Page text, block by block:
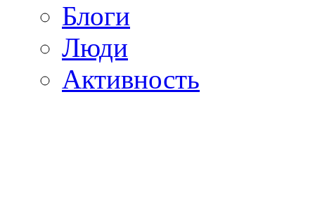
Блоги
Люди
Активность